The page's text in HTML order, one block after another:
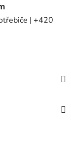
| +420